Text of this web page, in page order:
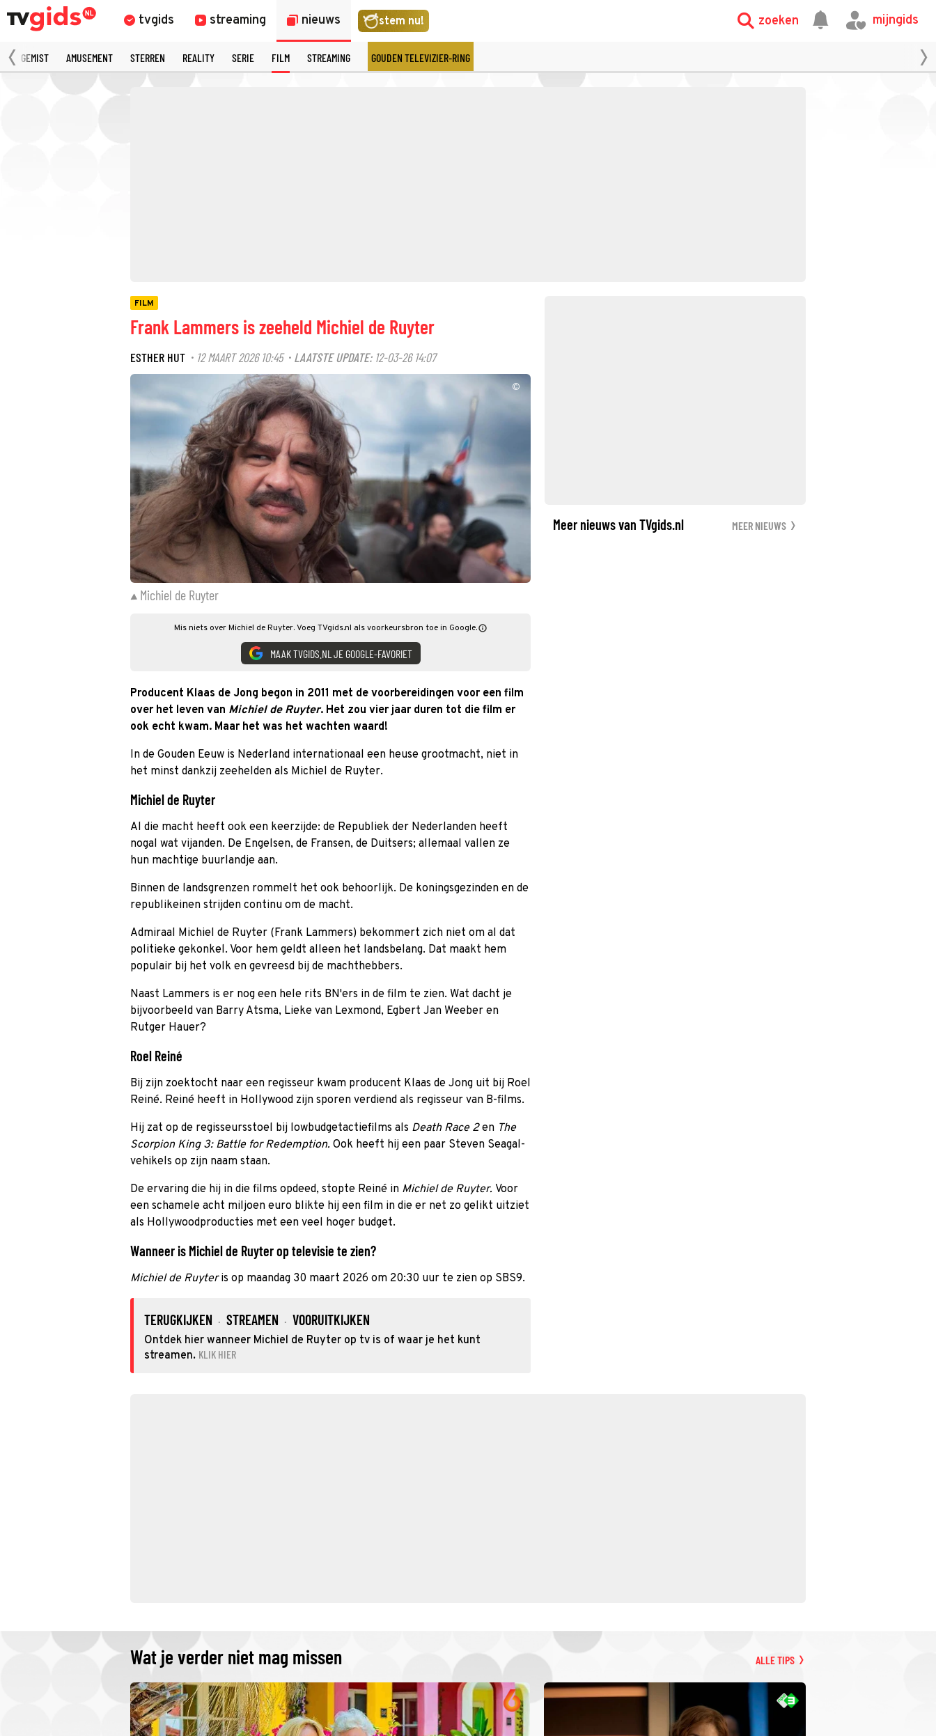
tvgids streaming nieuws stem nu! zoeken mijngids
GEMIST AMUSEMENT STERREN REALITY SERIE FILM STREAMING GOUDEN TELEVIZIER-RING
FILM
Frank Lammers is zeeheld Michiel de Ruyter
ESTHER HUT · 12 MAART 2026 10:45· LAATSTE UPDATE: 12-03-26 14:07
©
Michiel de Ruyter
Mis niets over Michiel de Ruyter. Voeg TVgids.nl als voorkeursbron toe in Google.
MAAK TVGIDS.NL JE GOOGLE-FAVORIET
Producent Klaas de Jong begon in 2011 met de voorbereidingen voor een film
over het leven van Michiel de Ruyter. Het zou vier jaar duren tot die film er
ook echt kwam. Maar het was het wachten waard!
In de Gouden Eeuw is Nederland internationaal een heuse grootmacht, niet in
het minst dankzij zeehelden als Michiel de Ruyter.
Michiel de Ruyter
Al die macht heeft ook een keerzijde: de Republiek der Nederlanden heeft
nogal wat vijanden. De Engelsen, de Fransen, de Duitsers; allemaal vallen ze
hun machtige buurlandje aan.
Binnen de landsgrenzen rommelt het ook behoorlijk. De koningsgezinden en de
republikeinen strijden continu om de macht.
Admiraal Michiel de Ruyter (Frank Lammers) bekommert zich niet om al dat
politieke gekonkel. Voor hem geldt alleen het landsbelang. Dat maakt hem
populair bij het volk en gevreesd bij de machthebbers.
Naast Lammers is er nog een hele rits BN'ers in de film te zien. Wat dacht je
bijvoorbeeld van Barry Atsma, Lieke van Lexmond, Egbert Jan Weeber en
Rutger Hauer?
Roel Reiné
Bij zijn zoektocht naar een regisseur kwam producent Klaas de Jong uit bij Roel
Reiné. Reiné heeft in Hollywood zijn sporen verdiend als regisseur van B-films.
Hij zat op de regisseursstoel bij lowbudgetactiefilms als Death Race 2en The
Scorpion King 3: Battle for Redemption. Ook heeft hij een paar Steven Seagal-
vehikels op zijn naam staan.
De ervaring die hij in die films opdeed, stopte Reiné in Michiel de Ruyter. Voor
een schamele acht miljoen euro blikte hij een film in die er net zo gelikt uitziet
als Hollywoodproducties met een veel hoger budget.
Wanneer is Michiel de Ruyter op televisie te zien?
Michiel de Ruyteris op maandag 30 maart 2026 om 20:30 uur te zien op SBS9.
TERUGKIJKEN · STREAMEN · VOORUITKIJKEN
Ontdek hier wanneer Michiel de Ruyter op tv is of waar je het kunt
streamen. KLIK HIER
Meer nieuws van TVgids.nl MEER NIEUWS
Wat je verder niet mag missen ALLE TIPS